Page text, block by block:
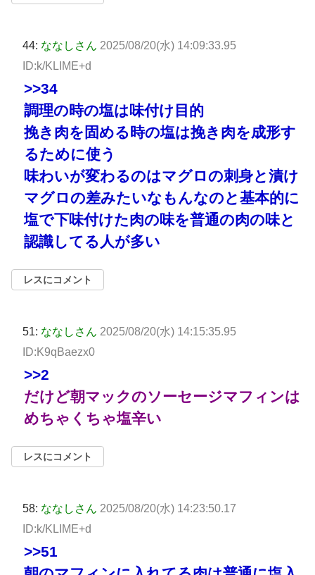
44: ななしさん 2025/08/20(水) 14:09:33.95
ID:k/KLIME+d
>>34
調理の時の塩は味付け目的
挽き肉を固める時の塩は挽き肉を成形す
るために使う
味わいが変わるのはマグロの刺身と漬け
マグロの差みたいなもんなのと基本的に
塩で下味付けた肉の味を普通の肉の味と
認識してる人が多い
レスにコメント
51: ななしさん 2025/08/20(水) 14:15:35.95
ID:K9qBaezx0
>>2
だけど朝マックのソーセージマフィンは
めちゃくちゃ塩辛い
レスにコメント
58: ななしさん 2025/08/20(水) 14:23:50.17
ID:k/KLIME+d
>>51